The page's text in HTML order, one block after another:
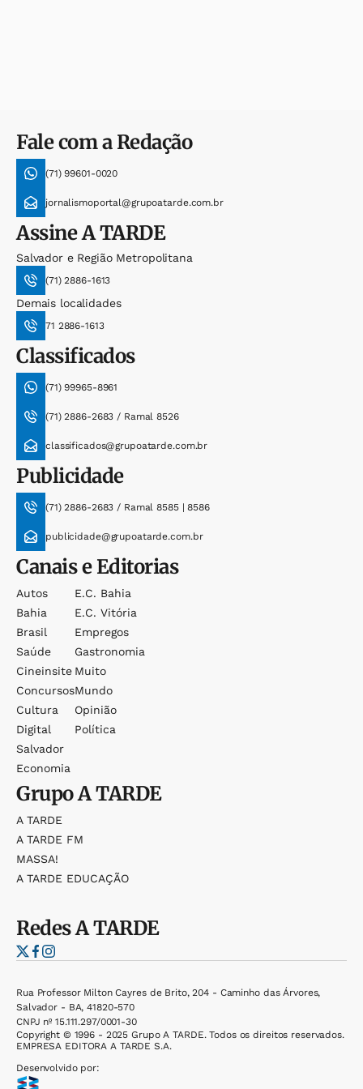
Fale com a Redação
(71) 99601-0020
jornalismoportal@grupoatarde.com.br
AssineA TARDE
Salvador e Região Metropolitana
(71) 2886-1613
Demais localidades
71 2886-1613
Classificados
(71) 99965-8961
(71) 2886-2683 / Ramal 8526
classificados@grupoatarde.com.br
Publicidade
(71) 2886-2683 / Ramal 8585 | 8586
publicidade@grupoatarde.com.br
Canais e Editorias
Autos
Bahia
Brasil
Saúde
Cineinsite
Concursos
Cultura
Digital
Salvador
Economia
E.c. Bahia
E.c. Vitória
Empregos
Gastronomia
Muito
Mundo
Opinião
Política
GrupoA TARDE
A TARDE
A TARDE FM
MASSA!
A TARDE EDUCAÇÃO
RedesA TARDE
Rua Professor Milton Cayres de Brito, 204 - Caminho das Árvores,
Salvador - BA, 41820-570
CNPJ nº 15.111.297/0001-30
Copyright © 1996 - 2025 Grupo A TARDE. Todos os direitos reservados.
EMPRESA EDITORA A TARDE S.A.
Desenvolvido por: